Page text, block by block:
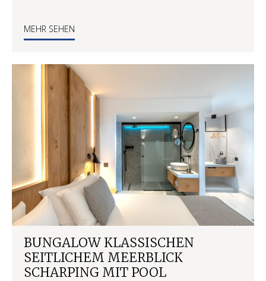
MEHR SEHEN
BUNGALOW KLASSISCHEN
SEITLICHEM MEERBLICK
SCHARPING MIT POOL